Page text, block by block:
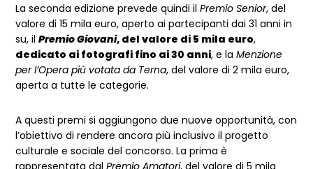
La seconda edizione prevede quindi ilPremio Senior, del
valore di 15 mila euro, aperto ai partecipanti dai 31 anni in
su, ilPremio Giovani, del valore di 5 mila euro,
dedicato ai fotografi fino ai 30 anni, e laMenzione
per l’Opera più votata da Terna, del valore di 2 mila euro,
aperta a tutte le categorie.
A questi premi si aggiungono due nuove opportunità, con
l’obiettivo di rendere ancora più inclusivo il progetto
culturale e sociale del concorso. La prima è
rappresentata dalPremio Amatori, del valore di 5 mila